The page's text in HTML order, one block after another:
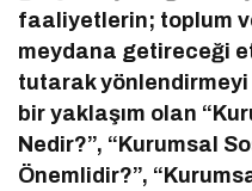
faaliyetlerin; toplum
meydana getireceği
tutarak
bir yaklaşım olan
Nedir?”, “Kurumsal
Önemlidir?”,